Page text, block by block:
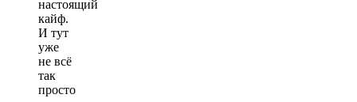
настоящий
кайф.
И тут
уже
не всё
так
просто